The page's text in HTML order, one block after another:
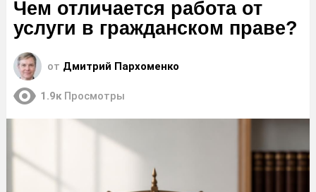
Чем отличается работа от
услуги в гражданском праве?
от Дмитрий Пархоменко
1.9к Просмотры